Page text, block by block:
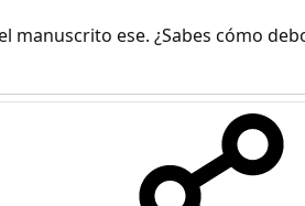
ese. ¿Sabes cómo